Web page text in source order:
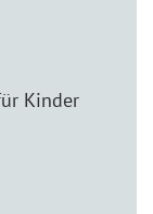
Kinder